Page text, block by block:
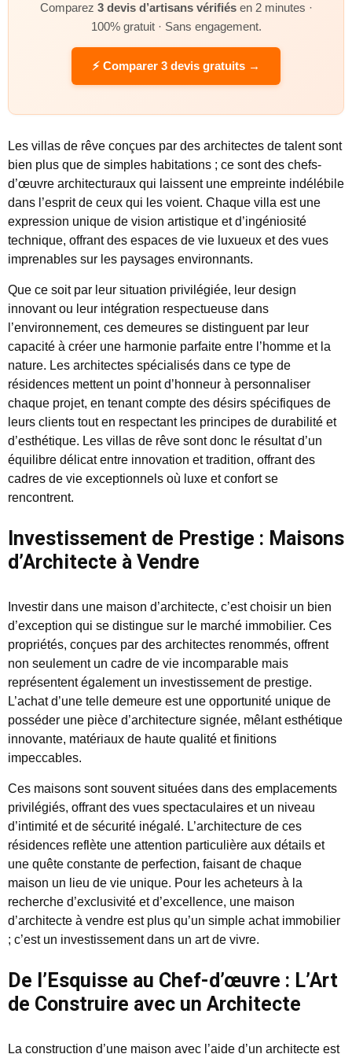
Comparez 3 devis d’artisans vérifiésen 2 minutes ·
100% gratuit · Sans engagement.
⚡ Comparer 3 devis gratuits →
Les villas de rêve conçues par des architectes de talent sont
bien plus que de simples habitations ; ce sont des chefs-
d’œuvre architecturaux qui laissent une empreinte indélébile
dans l’esprit de ceux qui les voient. Chaque villa est une
expression unique de vision artistique et d’ingéniosité
technique, offrant des espaces de vie luxueux et des vues
imprenables sur les paysages environnants.
Que ce soit par leur situation privilégiée, leur design
innovant ou leur intégration respectueuse dans
l’environnement, ces demeures se distinguent par leur
capacité à créer une harmonie parfaite entre l’homme et la
nature. Les architectes spécialisés dans ce type de
résidences mettent un point d’honneur à personnaliser
chaque projet, en tenant compte des désirs spécifiques de
leurs clients tout en respectant les principes de durabilité et
d’esthétique. Les villas de rêve sont donc le résultat d’un
équilibre délicat entre innovation et tradition, offrant des
cadres de vie exceptionnels où luxe et confort se
rencontrent.
Investissement de Prestige : Maisons
d’Architecte à Vendre
Investir dans une maison d’architecte, c’est choisir un bien
d’exception qui se distingue sur le marché immobilier. Ces
propriétés, conçues par des architectes renommés, offrent
non seulement un cadre de vie incomparable mais
représentent également un investissement de prestige.
L’achat d’une telle demeure est une opportunité unique de
posséder une pièce d’architecture signée, mêlant esthétique
innovante, matériaux de haute qualité et finitions
impeccables.
Ces maisons sont souvent situées dans des emplacements
privilégiés, offrant des vues spectaculaires et un niveau
d’intimité et de sécurité inégalé. L’architecture de ces
résidences reflète une attention particulière aux détails et
une quête constante de perfection, faisant de chaque
maison un lieu de vie unique. Pour les acheteurs à la
recherche d’exclusivité et d’excellence, une maison
d’architecte à vendre est plus qu’un simple achat immobilier
; c’est un investissement dans un art de vivre.
De l’Esquisse au Chef-d’œuvre : L’Art
de Construire avec un Architecte
La construction d’une maison avec l’aide d’un architecte est